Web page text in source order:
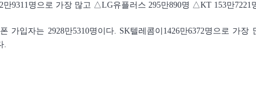
만9311명으로 가장 많고 △LG유플러스 295만890명 △KT 153만7221
가입자는 2928만5310명이다. SK텔레콤이1426만6372명으로 가
.